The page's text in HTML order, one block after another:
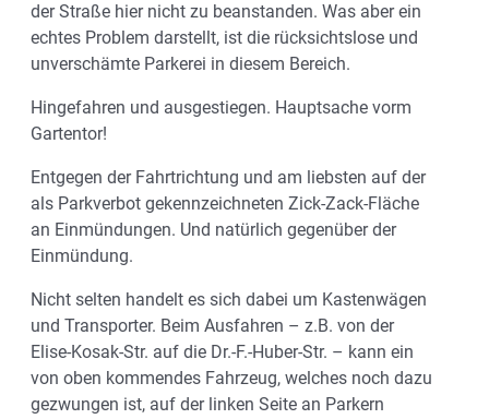
der Straße hier nicht zu beanstanden. Was aber ein
echtes Problem darstellt, ist die rücksichtslose und
unverschämte Parkerei in diesem Bereich.
Hingefahren und ausgestiegen. Hauptsache vorm
Gartentor!
Entgegen der Fahrtrichtung und am liebsten auf der
als Parkverbot gekennzeichneten Zick-Zack-Fläche
an Einmündungen. Und natürlich gegenüber der
Einmündung.
Nicht selten handelt es sich dabei um Kastenwägen
und Transporter. Beim Ausfahren – z.B. von der
Elise-Kosak-Str. auf die Dr.-F.-Huber-Str. – kann ein
von oben kommendes Fahrzeug, welches noch dazu
gezwungen ist, auf der linken Seite an Parkern